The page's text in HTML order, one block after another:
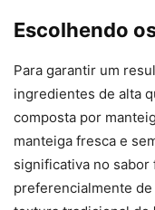
Escolhendo
Para garantir um
ingredientes de alta
composta por
manteiga fresca e
significativa no
preferencialmente